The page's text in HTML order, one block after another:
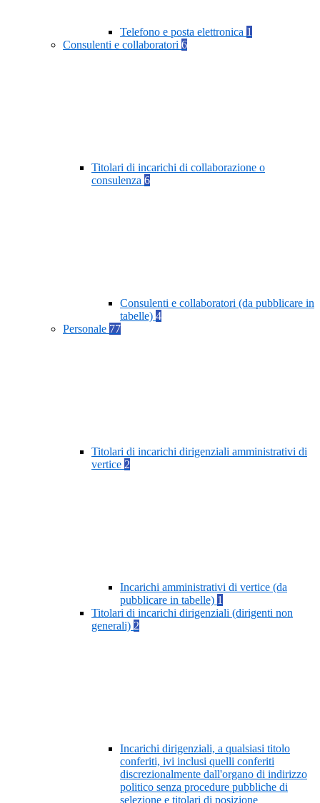
Telefono e posta elettronica 1
Consulenti e collaboratori 6
Titolari di incarichi di collaborazione o
consulenza 6
Consulenti e collaboratori (da pubblicare in
tabelle) 4
Personale 77
Titolari di incarichi dirigenziali amministrativi di
vertice 2
Incarichi amministrativi di vertice (da
pubblicare in tabelle) 1
Titolari di incarichi dirigenziali (dirigenti non
generali) 2
Incarichi dirigenziali, a qualsiasi titolo
conferiti, ivi inclusi quelli conferiti
discrezionalmente dall'organo di indirizzo
politico senza procedure pubbliche di
selezione e titolari di posizione